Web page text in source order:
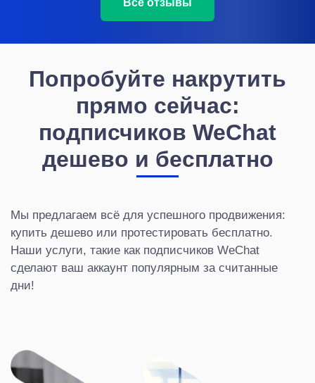
Все отзывы
Попробуйте накрутить
прямо сейчас:
подписчиков WeChat
дешево и бесплатно
Мы предлагаем всё для успешного продвижения:
купить дешево или протестировать бесплатно.
Наши услуги, такие как подписчиков WeChat
сделают ваш аккаунт популярным за считанные
дни!